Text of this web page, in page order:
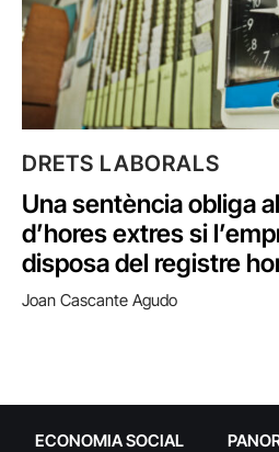
DRETS LABORALS
Una sentència obliga
d’hores extres si
disposa del registre
Joan Cascante Agudo
ECONOMIA SOCIAL